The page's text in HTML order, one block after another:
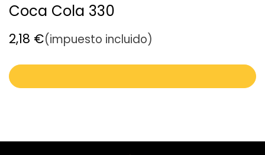
Coca Cola 330
2,18 €(impuesto incluido)